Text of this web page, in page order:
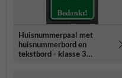
Huisnummerpaal met
huisnummerbord en
tekstbord - klasse 3